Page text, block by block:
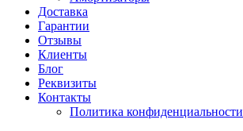
Доставка
Гарантии
Отзывы
Клиенты
Блог
Реквизиты
Контакты
Политика конфиденциальности